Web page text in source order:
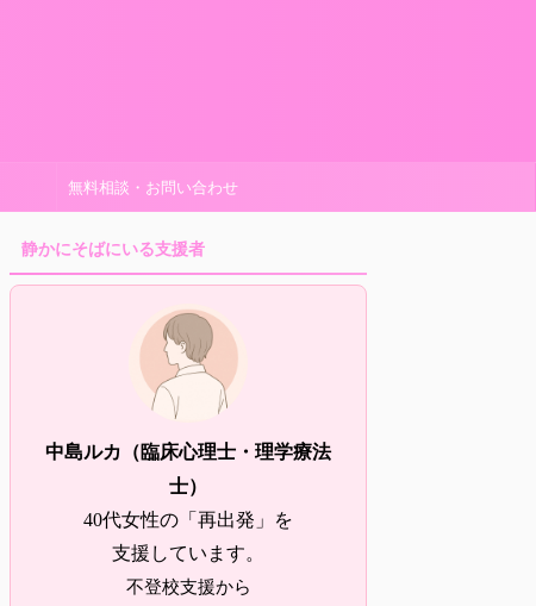
無料相談・お問い合わせ
静かにそばにいる支援者
中島ルカ（臨床心理士・理学療法
士）
40代女性の「再出発」を
支援しています。
不登校支援から